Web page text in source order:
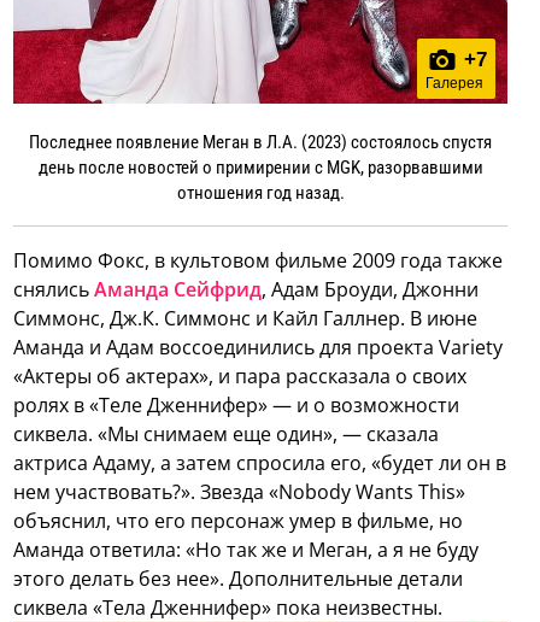
+7
Галерея
Последнее появление Меган в Л.А. (2023) состоялось спустя
день после новостей о примирении с MGK, разорвавшими
отношения год назад.
Помимо Фокс, в культовом фильме 2009 года также
снялисьАманда Сейфрид, Адам Броуди, Джонни
Симмонс, Дж.К. Симмонс и Кайл Галлнер. В июне
Аманда и Адам воссоединились для проекта Variety
«Актеры об актерах», и пара рассказала о своих
ролях в «Теле Дженнифер» — и о возможности
сиквела. «Мы снимаем еще один», — сказала
актриса Адаму, а затем спросила его, «будет ли он в
нем участвовать?». Звезда «Nobody Wants This»
объяснил, что его персонаж умер в фильме, но
Аманда ответила: «Но так же и Меган, а я не буду
этого делать без нее». Дополнительные детали
сиквела «Тела Дженнифер» пока неизвестны.